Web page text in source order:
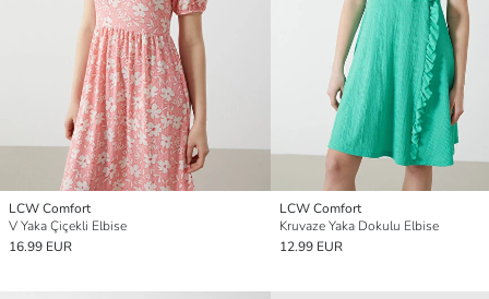
LCW Comfort
V Yaka Çiçekli Elbise
16.99 EUR
LCW Comfort
Kruvaze Yaka Dokulu Elbise
12.99 EUR